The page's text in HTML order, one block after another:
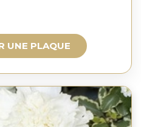
UNE PLAQUE